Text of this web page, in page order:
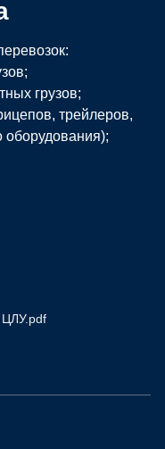
грузов;
трейлеров,
оборудования);
ЦЛУ.pdf